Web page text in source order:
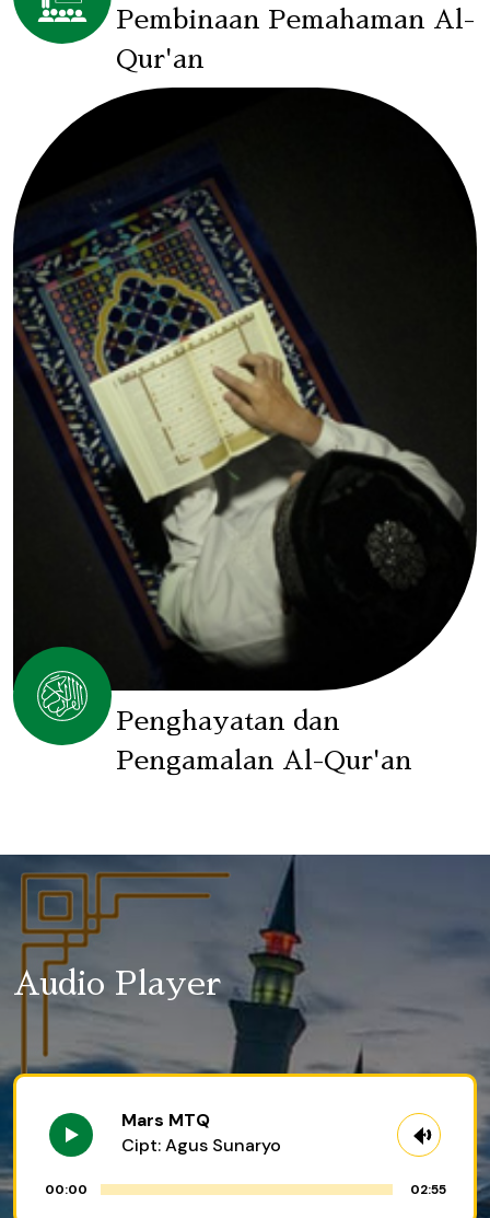
Pembinaan Pemahaman Al-
Qur'an
Penghayatan dan
Pengamalan Al-Qur'an
Audio Player
Mars MTQ
Cipt: Agus Sunaryo
00:00 02:55